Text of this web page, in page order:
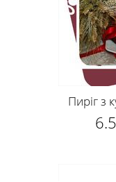
Пиріг з
6.5